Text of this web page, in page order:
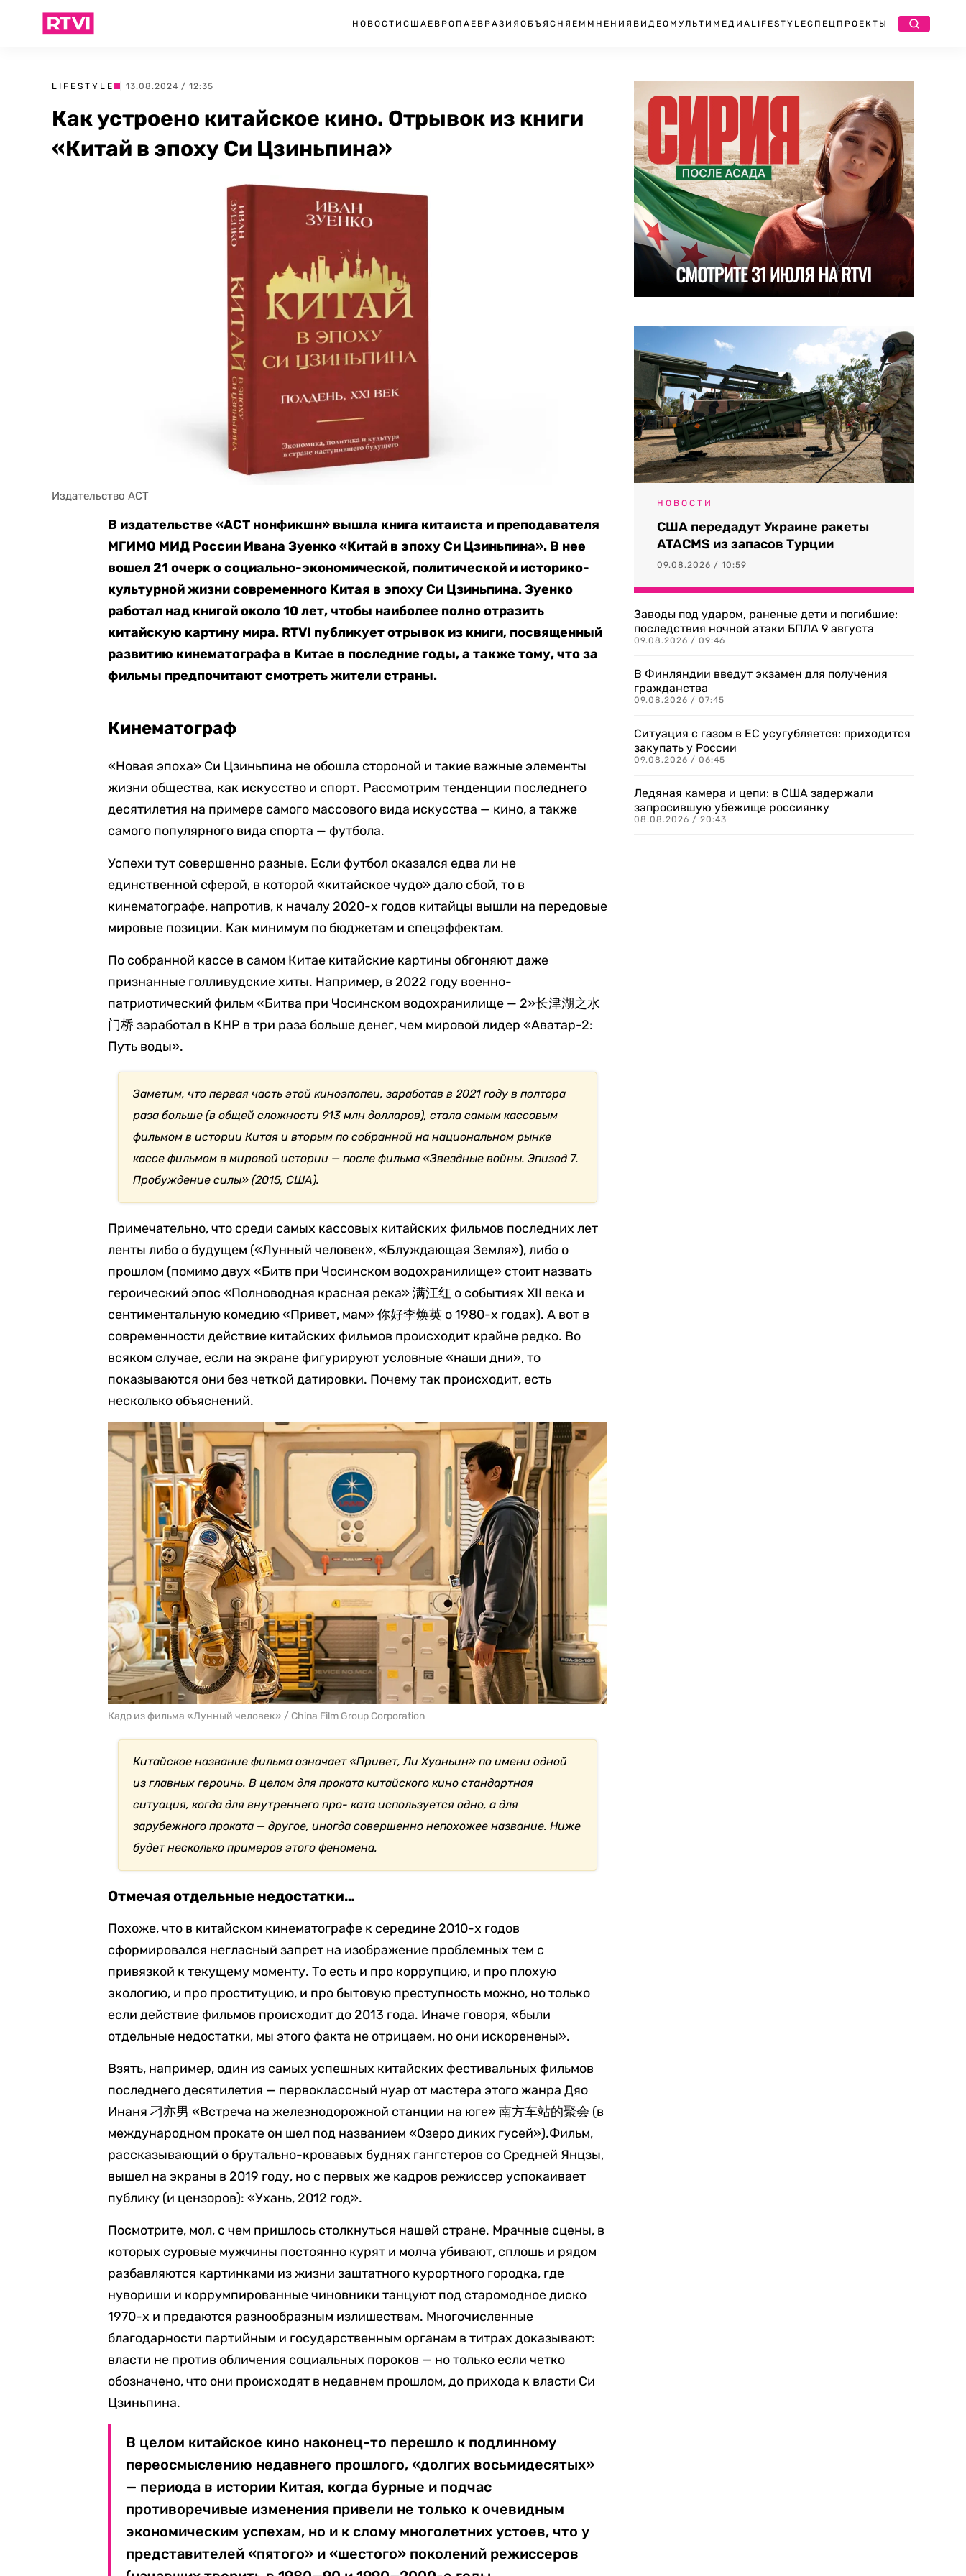
НОВОСТИ США ЕВРОПА ЕВРАЗИЯ ОБЪЯСНЯЕМ МНЕНИЯ ВИДЕО МУЛЬТИМЕДИА LIFESTYLEСПЕЦПРОЕКТЫ
LIFESTYLE | 13.08.2024 / 12:35
Как устроено китайское кино. Отрывок из книги
«Китай в эпоху Си Цзиньпина»
Издательство АСТ
В издательстве «АСТ нонфикшн» вышла книга китаиста и преподавателя
МГИМО МИД России Ивана Зуенко «Китай в эпоху Си Цзиньпина». В нее
вошел 21 очерк о социально-экономической, политической и историко-
культурной жизни современного Китая в эпоху Си Цзиньпина. Зуенко
работал над книгой около 10 лет, чтобы наиболее полно отразить
китайскую картину мира. RTVI публикует отрывок из книги, посвященный
развитию кинематографа в Китае в последние годы, а также тому, что за
фильмы предпочитают смотреть жители страны.
Кинематограф
«Новая эпоха» Си Цзиньпина не обошла стороной и такие важные элементы
жизни общества, как искусство и спорт. Рассмотрим тенденции последнего
десятилетия на примере самого массового вида искусства — кино, а также
самого популярного вида спорта — футбола.
Успехи тут совершенно разные. Если футбол оказался едва ли не
единственной сферой, в которой «китайское чудо» дало сбой, то в
кинематографе, напротив, к началу 2020-х годов китайцы вышли на передовые
мировые позиции. Как минимум по бюджетам и спецэффектам.
По собранной кассе в самом Китае китайские картины обгоняют даже
признанные голливудские хиты. Например, в 2022 году военно-
патриотический фильм «Битва при Чосинском водохранилище — 2»长津湖之水
门桥 заработал в КНР в три раза больше денег, чем мировой лидер «Аватар-2:
Путь воды».
Заметим, что первая часть этой киноэпопеи, заработав в 2021 году в полтора
раза больше (в общей сложности 913 млн долларов), стала самым кассовым
фильмом в истории Китая и вторым по собранной на национальном рынке
кассе фильмом в мировой истории — после фильма «Звездные войны. Эпизод 7.
Пробуждение силы» (2015, США).
Примечательно, что среди самых кассовых китайских фильмов последних лет
ленты либо о будущем («Лунный человек», «Блуждающая Земля»), либо о
прошлом (помимо двух «Битв при Чосинском водохранилище» стоит назвать
героический эпос «Полноводная красная река» 满江红 о событиях XII века и
сентиментальную комедию «Привет, мам» 你好李焕英 о 1980-х годах). А вот в
современности действие китайских фильмов происходит крайне редко. Во
всяком случае, если на экране фигурируют условные «наши дни», то
показываются они без четкой датировки. Почему так происходит, есть
несколько объяснений.
Кадр из фильма «Лунный человек» / China Film Group Corporation
Китайское название фильма означает «Привет, Ли Хуаньин» по имени одной
из главных героинь. В целом для проката китайского кино стандартная
ситуация, когда для внутреннего про- ката используется одно, а для
зарубежного проката — другое, иногда совершенно непохожее название. Ниже
будет несколько примеров этого феномена.
Отмечая отдельные недостатки…
Похоже, что в китайском кинематографе к середине 2010-х годов
сформировался негласный запрет на изображение проблемных тем с
привязкой к текущему моменту. То есть и про коррупцию, и про плохую
экологию, и про проституцию, и про бытовую преступность можно, но только
если действие фильмов происходит до 2013 года. Иначе говоря, «были
отдельные недостатки, мы этого факта не отрицаем, но они искоренены».
Взять, например, один из самых успешных китайских фестивальных фильмов
последнего десятилетия — первоклассный нуар от мастера этого жанра Дяо
Инаня 刁亦男 «Встреча на железнодорожной станции на юге» 南方车站的聚会 (в
международном прокате он шел под названием «Озеро диких гусей»).Фильм,
рассказывающий о брутально-кровавых буднях гангстеров со Средней Янцзы,
вышел на экраны в 2019 году, но с первых же кадров режиссер успокаивает
публику (и цензоров): «Ухань, 2012 год».
Посмотрите, мол, с чем пришлось столкнуться нашей стране. Мрачные сцены, в
которых суровые мужчины постоянно курят и молча убивают, сплошь и рядом
разбавляются картинками из жизни заштатного курортного городка, где
нувориши и коррумпированные чиновники танцуют под старомодное диско
1970-х и предаются разнообразным излишествам. Многочисленные
благодарности партийным и государственным органам в титрах доказывают:
власти не против обличения социальных пороков — но только если четко
обозначено, что они происходят в недавнем прошлом, до прихода к власти Си
Цзиньпина.
В целом китайское кино наконец-то перешло к подлинному
переосмыслению недавнего прошлого, «долгих восьмидесятых»
— периода в истории Китая, когда бурные и подчас
противоречивые изменения привели не только к очевидным
экономическим успехам, но и к слому многолетних устоев, что у
представителей «пятого» и «шестого» поколений режиссеров
НОВОСТИ
США передадут Украине ракеты
ATACMS из запасов Турции
09.08.2026 / 10:59
Заводы под ударом, раненые дети и погибшие:
последствия ночной атаки БПЛА 9 августа
09.08.2026 / 09:46
В Финляндии введут экзамен для получения
гражданства
09.08.2026 / 07:45
Ситуация с газом в ЕС усугубляется: приходится
закупать у России
09.08.2026 / 06:45
Ледяная камера и цепи: в США задержали
запросившую убежище россиянку
08.08.2026 / 20:43